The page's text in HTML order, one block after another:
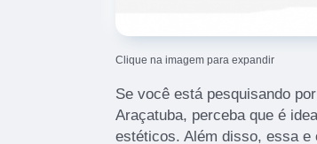
Clique na imagem para expandir
Se você está pesquisando
Araçatuba, perceba que é
estéticos. Além disso, essa e